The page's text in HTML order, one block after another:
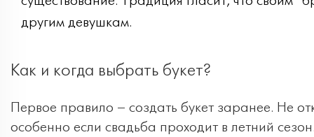
другим девушкам.
Как и когда выбрать букет?
Первое правило – создать букет заранее. Не
особенно если свадьба проходит в летний